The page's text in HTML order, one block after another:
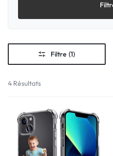
Filtre (1)
4 Résultats